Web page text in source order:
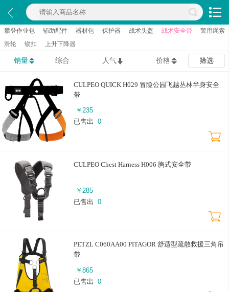
攀登作业包 辅助配件 器材包 保护器 战术头盔 战术安全带
警用绳索
滑轮
锁扣 上升下降器
销量 综合 人气 价格 筛选
CULPEO QUICK H029 冒险公园飞越丛林半身安全
带
￥ 235
已售出
0
CULPEO Chest Harness H006 胸式安全带
￥ 285
已售出
0
PETZL C060AA00 PITAGOR 舒适型疏散救援三角吊
带
￥ 865
已售出
0